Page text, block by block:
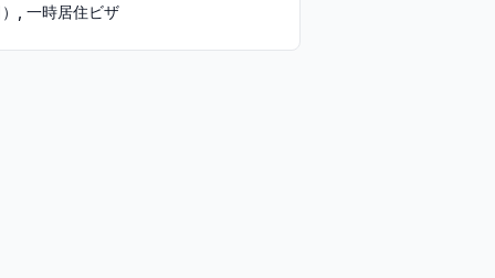
）, 一時居住ビザ